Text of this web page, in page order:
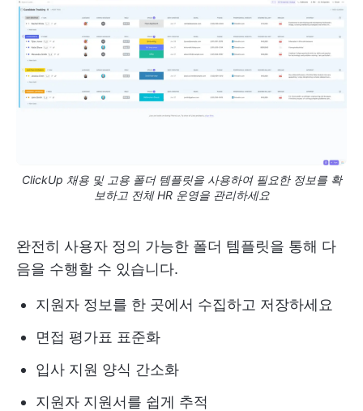
ClickUp 채용 및 고용 폴더 템플릿을 사용하여 필요한 정보를 확
보하고 전체 HR 운영을 관리하세요
완전히 사용자 정의 가능한 폴더 템플릿을 통해 다
음을 수행할 수 있습니다.
지원자 정보를 한 곳에서 수집하고 저장하세요
면접 평가표 표준화
입사 지원 양식 간소화
지원자 지원서를 쉽게 추적